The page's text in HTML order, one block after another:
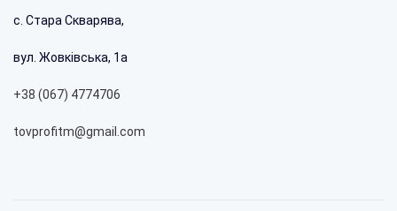
с. Стара Скварява,
вул. Жовківська, 1а
+38 (067) 4774706
tovprofitm@gmail.com